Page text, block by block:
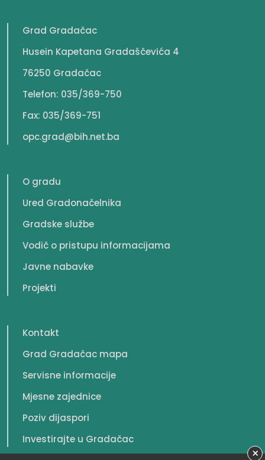
Grad Gradačac
Husein Kapetana Gradaščevića 4
76250 Gradačac
Telefon: 035/369-750
Fax: 035/369-751
opc.grad@bih.net.ba
O gradu
Ured Gradonačelnika
Gradske službe
Vodič o pristupu informacijama
Javne nabavke
Projekti
Kontakt
Grad Gradačac mapa
Servisne informacije
Mjesne zajednice
Poziv dijaspori
Investirajte u Gradačac
×